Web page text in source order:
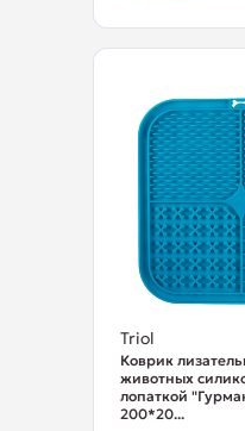
Triol
Коврик
животных
лопаткой
200*20...